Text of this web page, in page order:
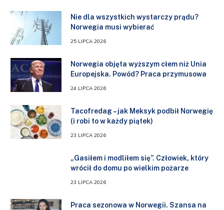
Nie dla wszystkich wystarczy prądu?
Norwegia musi wybierać
25 LIPCA 2026
Norwegia objęta wyższym cłem niż Unia
Europejska. Powód? Praca przymusowa
24 LIPCA 2026
Tacofredag – jak Meksyk podbił Norwegię
(i robi to w każdy piątek)
23 LIPCA 2026
„Gasiłem i modliłem się”. Człowiek, który
wrócił do domu po wielkim pożarze
23 LIPCA 2026
Praca sezonowa w Norwegii. Szansa na